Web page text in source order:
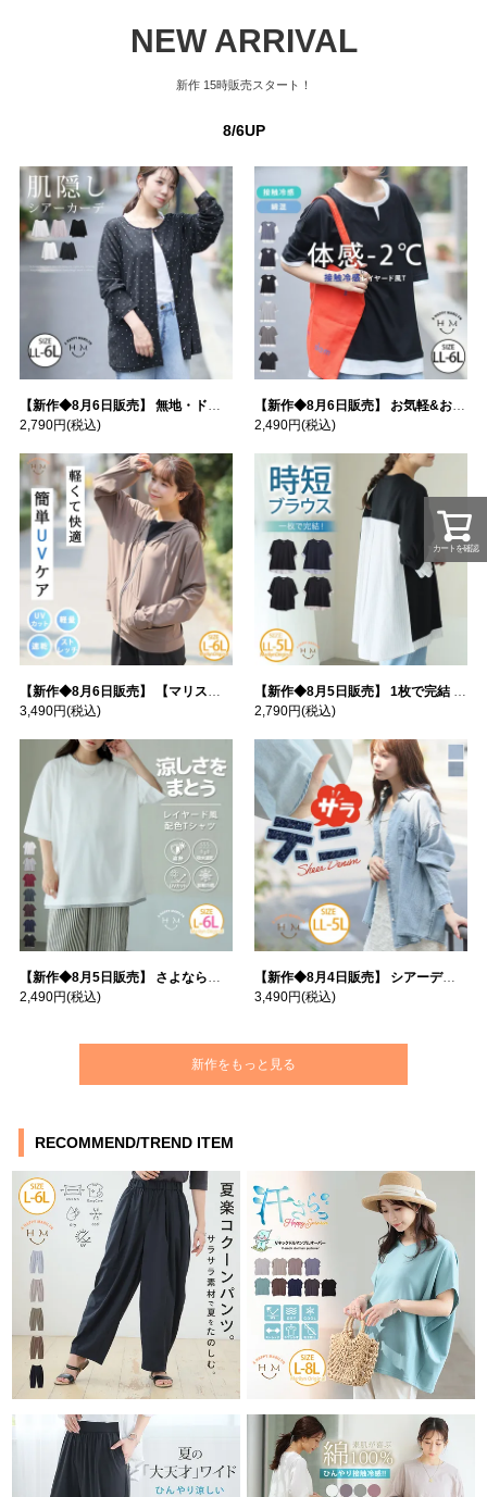
NEW ARRIVAL
新作 15時販売スタート！
8/6UP
【新作◆8月6日販売】 無地・ドット柄から選べる 忍ばせ 活躍 シアー カーデ | 大きいサイズの通販ならハッピーマリリン
2,790円(税込)
【新作◆8月6日販売】 お気軽&お手軽 選べるデザイン 接触冷感 レイヤード風 コットン トップス | 大きいサイズの通販ならハッピーマリリン
2,490円(税込)
【新作◆8月6日販売】 【マリスポーツ】 運動初心者さんのための フード付き パーカー | 大きいサイズの通販ならハッピーマリリン
3,490円(税込)
【新作◆8月5日販売】 1枚で完結 袖口＆バック フハク使い トップス | 大きいサイズの通販ならハッピーマリリン
2,790円(税込)
【新作◆8月5日販売】 さよなら猛暑 涼しさを着る 遮熱 接触冷感 吸水・速乾 五分袖 コンフォートメッシュ 配色レイヤード 風ゆる Tシャツ | 大きいサイズの通販ならハッピーマリリン
2,490円(税込)
【新作◆8月4日販売】 シアーデニムで お洒落に肌隠し | 大きいサイズの通販ならハッピーマリリン
3,490円(税込)
新作をもっと見る
RECOMMEND/TREND ITEM
カートを確認